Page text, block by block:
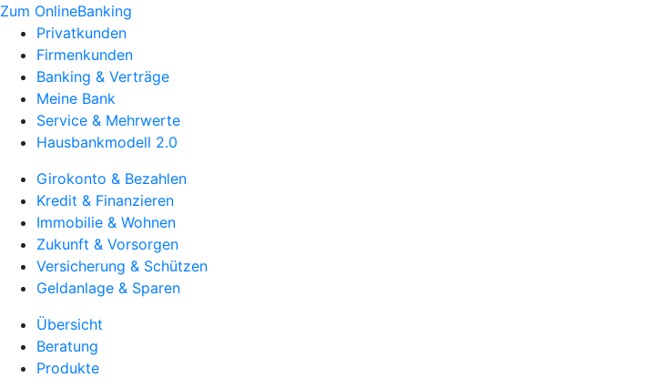
Zum OnlineBanking
Privatkunden
Firmenkunden
Banking & Verträge
Meine Bank
Service & Mehrwerte
Hausbankmodell 2.0
Girokonto & Bezahlen
Kredit & Finanzieren
Immobilie & Wohnen
Zukunft & Vorsorgen
Versicherung & Schützen
Geldanlage & Sparen
Übersicht
Beratung
Produkte